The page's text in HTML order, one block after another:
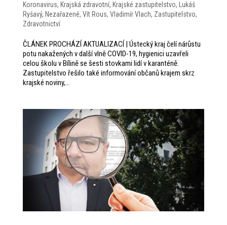
Koronavirus, Krajská zdravotní, Krajské zastupitelstvo,
Lukáš
Ryšavý, Nezařazené, Vít Rous, Vladimír Vlach, Zastupitelstvo,
Zdravotnictví
ČLÁNEK PROCHÁZÍ AKTUALIZACÍ | Ústecký kraj čelí nárůstu
potu nakažených v další vlně COVID-19, hygienici uzavřeli
celou školu v Bílině se šesti stovkami lidí v karanténě.
Zastupitelstvo řešilo také informování občanů krajem skrz
krajské noviny,...